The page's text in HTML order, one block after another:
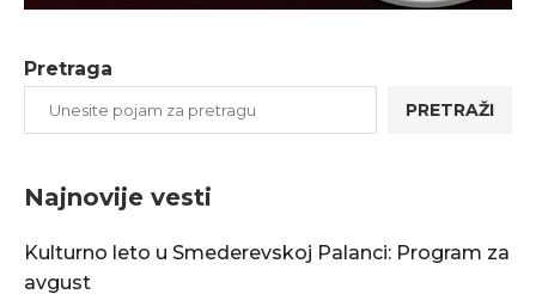
Pretraga
PRETRAŽI
Najnovije vesti
Kulturno leto u Smederevskoj Palanci: Program za
avgust